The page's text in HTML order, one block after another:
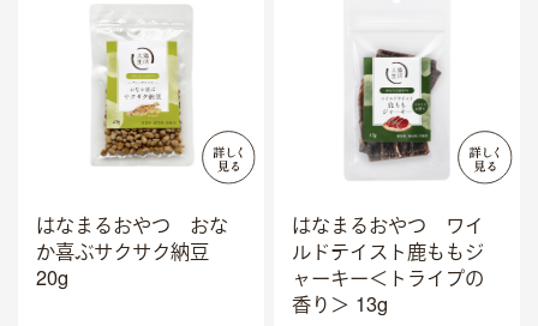
はなまるおやつ おな
か喜ぶサクサク納豆
20g
はなまるおやつ ワイ
ルドテイスト鹿ももジ
ャーキー＜トライプの
香り＞ 13g